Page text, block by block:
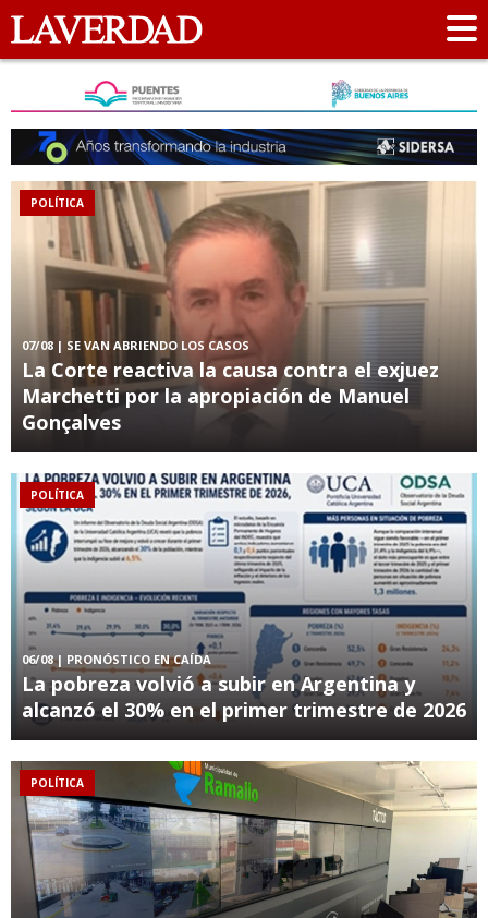
POLÍTICA
07/08 | SE VAN ABRIENDO LOS CASOS
La Corte reactiva la causa contra el exjuez
Marchetti por la apropiación de Manuel
Gonçalves
POLÍTICA
06/08| PRONÓSTICO EN CAÍDA
La pobreza volvió a subir en Argentina y
alcanzó el 30% en el primer trimestre de 2026
POLÍTICA